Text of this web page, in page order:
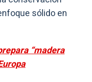
sólido en
“madera